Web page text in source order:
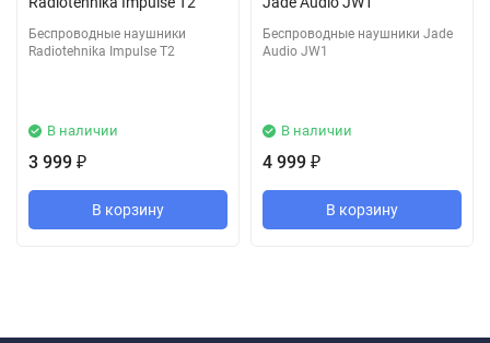
Беспроводные наушники
Radiotehnika Impulse T2
В наличии
3 999 ₽
В корзину
Беспроводные наушники Jade
Audio JW1
В наличии
4 999 ₽
В корзину